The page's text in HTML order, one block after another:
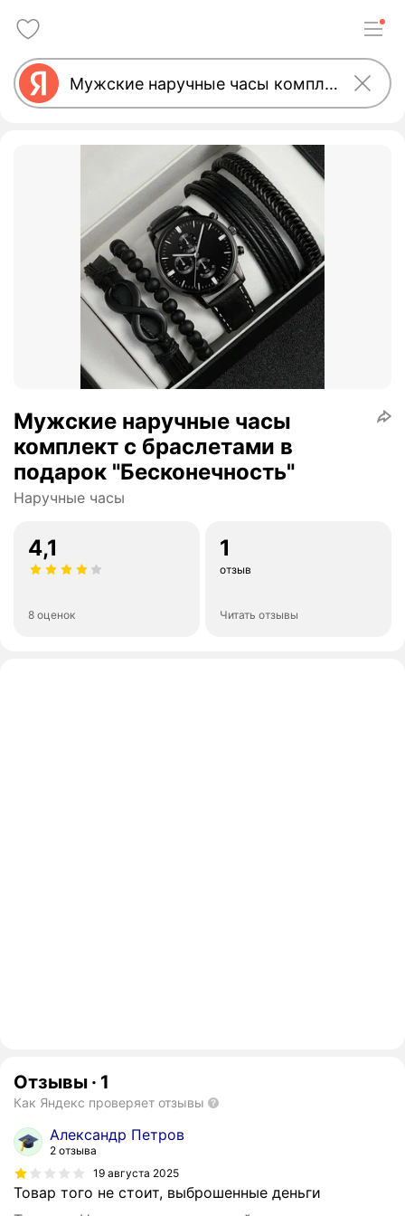
Мужские наручные часы
комплект с браслетами в
подарок "Бесконечность"
Наручные часы
4,1
8 оценок
1
отзыв
Читать отзывы
Отзывы · 1
Как Яндекс проверяет отзывы
Александр Петров
2 отзыва
19 августа 2025
Товар того не стоит, выброшенные деньги